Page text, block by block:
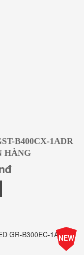
B400CX-1ADR
HÀNG
-25%
Giá
NEW